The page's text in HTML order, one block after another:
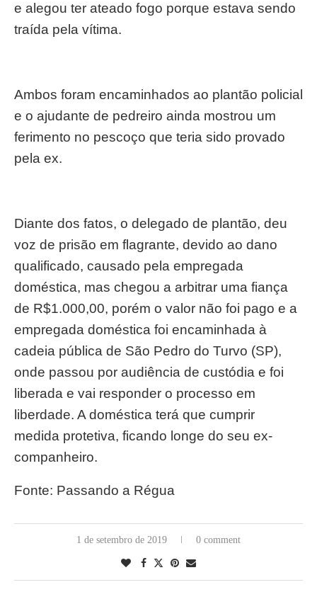
e alegou ter ateado fogo porque estava sendo
traída pela vítima.
Ambos foram encaminhados ao plantão policial
e o ajudante de pedreiro ainda mostrou um
ferimento no pescoço que teria sido provado
pela ex.
Diante dos fatos, o delegado de plantão, deu
voz de prisão em flagrante, devido ao dano
qualificado, causado pela empregada
doméstica, mas chegou a arbitrar uma fiança
de R$1.000,00, porém o valor não foi pago e a
empregada doméstica foi encaminhada à
cadeia pública de São Pedro do Turvo (SP),
onde passou por audiência de custódia e foi
liberada e vai responder o processo em
liberdade. A doméstica terá que cumprir
medida protetiva, ficando longe do seu ex-
companheiro.
Fonte: Passando a Régua
1 de setembro de 2019 0 comment